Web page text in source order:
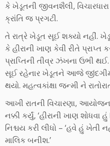
કે ખેડૂતની જીવનશૈલી,
ક્રાંતિ જ પ્રગટી.
તે રાત્રે ખેડૂત સૂઈ શક્યો નહીં.
કે હીરાની ખાણ કેવી રીતે પ્રાપ્ત
પ્રાપ્તિની તીવ્ર ઝંખના ઉભી
સૂઈ રહેનાર ખેડૂતને આજે
થયો. મહત્વકાંક્ષા જન્મી ને
આખી રાતની વિચારણા,
નક્કી કર્યું, ‘હીરાની ખાણ શોધવા
નિશ્ચય કરી લીધો – ‘હવે હું ખેતી
માલિક બનીશ.’